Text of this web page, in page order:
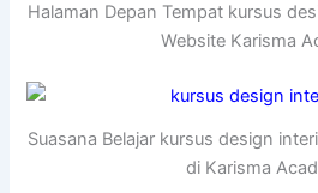
Halaman Depan Tempat kursus
Website Karisma
Suasana Belajar kursus design
di Karisma